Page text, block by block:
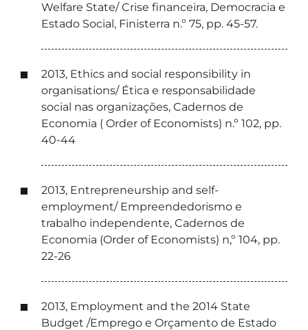
Welfare State/ Crise financeira, Democracia e
Estado Social, Finisterra n.º 75, pp. 45-57.
2013, Ethics and social responsibility in
organisations/ Ética e responsabilidade
social nas organizações, Cadernos de
Economia ( Order of Economists) n.º 102, pp.
40-44
2013, Entrepreneurship and self-
employment/ Empreendedorismo e
trabalho independente, Cadernos de
Economia (Order of Economists) n,º 104, pp.
22-26
2013, Employment and the 2014 State
Budget /Emprego e Orçamento de Estado